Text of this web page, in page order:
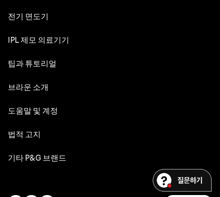
전기 면도기
NEVO
시리즈 7
교체 부품
IPL 제모 의료기기
실크 엑스퍼트 Pro 5
팁과 튜토리얼
면도의 세계
헤어 스타일링
브라운 소개
디자인 & 장인정신
도움말 및 계정
고객 서비스
법적 고지
웹사이트 이용약관
기타 P&G 브랜드